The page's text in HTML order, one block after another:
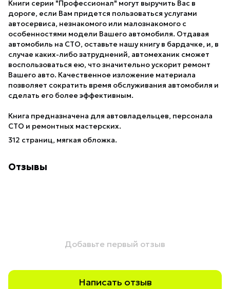
Книги серии "Профессионал" могут выручить Вас в
дороге, если Вам придется пользоваться услугами
автосервиса, незнакомого или малознакомого с
особенностями модели Вашего автомобиля. Отдавая
автомобиль на СТО, оставьте нашу книгу в бардачке, и, в
случае каких-либо затруднений, автомеханик сможет
воспользоваться ею, что значительно ускорит ремонт
Вашего авто. Качественное изложение материала
позволяет сократить время обслуживания автомобиля и
сделать его более эффективным.
Книга предназначена для автовладельцев, персонала
СТО и ремонтных мастерских.
312 страниц, мягкая обложка.
Отзывы
Добавьте первый отзыв
Написать отзыв